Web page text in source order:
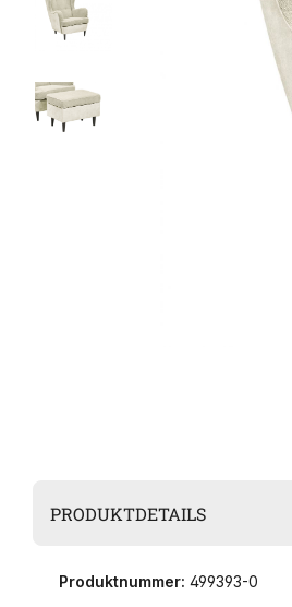
PRODUKTDETAILS
Produktnummer: 499393-0